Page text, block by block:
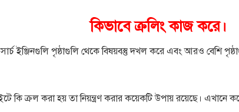
কিভাবে ক্রলিং কাজ করে।
ইঞ্জিনগুলি পৃষ্ঠাগুলি থেকে বিষয়বস্তু দখল করে এবং আরও বেশি
কি ক্রল করা হয় তা নিয়ন্ত্রণ করার কয়েকটি উপায় রয়েছে। এখানে